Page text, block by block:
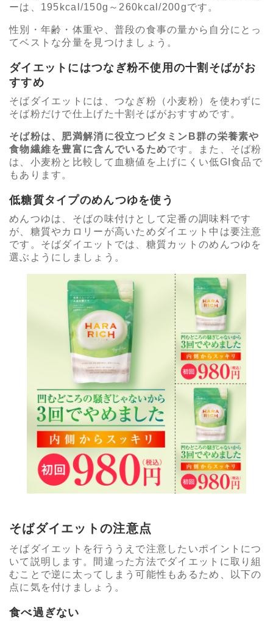
ーは、195kcal/150g～260kcal/200gです。
性別・年齢・体重や、普段の食事の量から自分にとっ
てベストな分量を見つけましょう。
ダイエットにはつなぎ粉不使用の十割そばがお
すすめ
そばダイエットには、つなぎ粉（小麦粉）を使わずに
そば粉だけで仕上げた十割そばがおすすめです。
そば粉は、肥満解消に役立つビタミンB群の栄養素や
食物繊維を豊富に含んでいるためです。また、そば粉
は、小麦粉と比較して血糖値を上げにくい低GI食品で
もあります。
低糖質タイプのめんつゆを使う
めんつゆは、そばの味付けとして定番の調味料です
が、糖質やカロリーが高いためダイエット中は要注意
です。そばダイエットでは、糖質カットのめんつゆを
選ぶようにしましょう。
そばダイエットの注意点
そばダイエットを行ううえで注意したいポイントにつ
いて説明します。間違った方法でダイエットに取り組
むことで逆に太ってしまう可能性もあるため、以下の
点に気を付けましょう。
食べ過ぎない